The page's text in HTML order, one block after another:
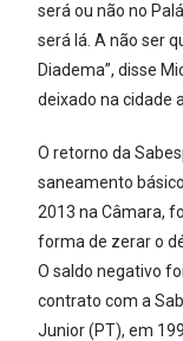
será ou não no
será lá. A não ser
Diadema”, disse
deixado na cidade
O retorno da
saneamento
2013 na Câmara,
forma de zerar o
O saldo negativo
contrato com a
Junior (PT), em